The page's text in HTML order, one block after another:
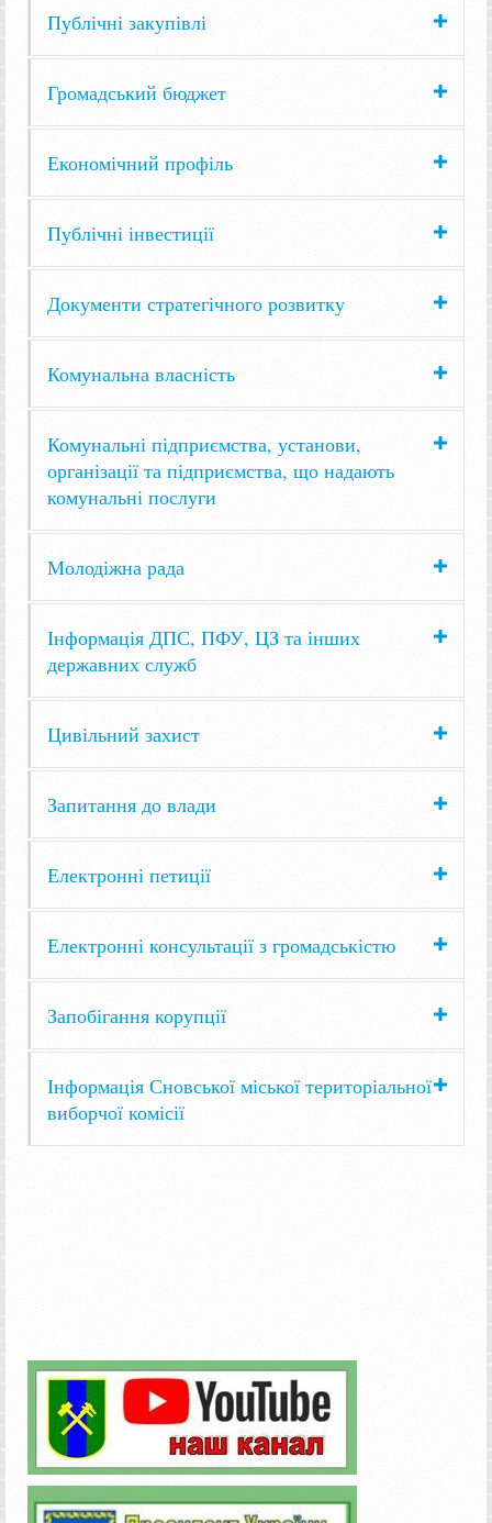
Публічні закупівлі
Громадський бюджет
Економічний профіль
Публічні інвестиції
Документи стратегічного розвитку
Комунальна власність
Комунальні підприємства, установи,
організації та підприємства, що надають
комунальні послуги
Молодіжна рада
Інформація ДПС, ПФУ, ЦЗ та інших
державних служб
Цивільний захист
Запитання до влади
Електронні петиції
Електронні консультації з громадськістю
Запобігання корупції
Інформація Сновської міської територіальної
виборчої комісії